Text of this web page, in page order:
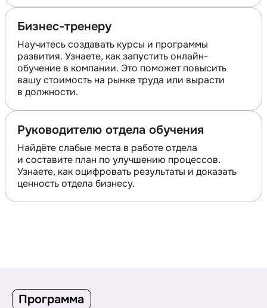
Бизнес-тренеру
Научитесь создавать курсы и программы
развития. Узнаете, как запустить онлайн-
обучение в компании. Это поможет повысить
вашу стоимость на рынке труда или вырасти
в должности.
Руководителю отдела обучения
Найдёте слабые места в работе отдела
и составите план по улучшению процессов.
Узнаете, как оцифровать результаты и доказать
ценность отдела бизнесу.
Программа